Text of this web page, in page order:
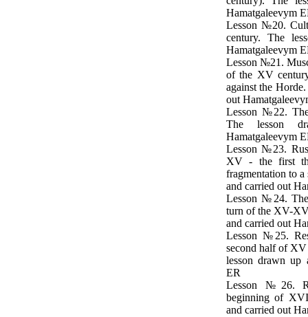
Hamatgaleevym
Lesson №20.
century. The
Hamatgaleevym
Lesson №21.
of the XV
against the
out
Lesson №22.
The lesson
Hamatgaleevym
Lesson №23.
XV - the first
fragmentation to a
and carried out
Lesson №24. The
turn of the XV-
and carried out
Lesson №25.
second half of
lesson drawn up
ER
Lesson №26.
beginning of
and carried out